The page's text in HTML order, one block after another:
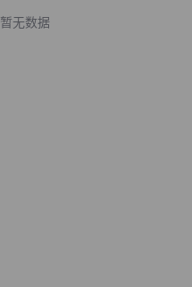
暂无数据